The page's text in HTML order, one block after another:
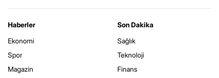
Haberler
Ekonomi
Spor
Magazin
Son Dakika
Sağlık
Teknoloji
Finans